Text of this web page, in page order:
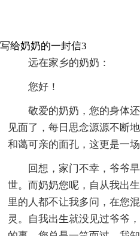
写给奶奶的一封信3
远在家乡的奶奶：
您好！
敬爱的奶奶，您的身体
见面了，每日思念源源不断
和蔼可亲的面孔，这更是一场
回想，家门不幸，爷爷
世。而奶奶您呢，自从我出
里的人都不让我多问，在您
灵。自我出生就没见过爷爷